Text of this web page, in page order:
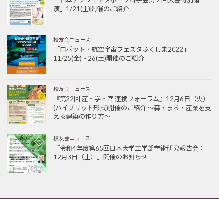
演」1/21(土)開催のご紹介
校友会ニュース
「ロボット・航空宇宙フェスタふくしま2022」
11/25(金)・26(土)開催のご紹介
校友会ニュース
『第22回 産・学・官 連携フォーラム』12月6日（火）
(ハイブリット形式)開催のご紹介 ～森・まち・産業を支
える建築の作り方～
校友会ニュース
「令和4年度第65回日本大学工学部学術研究報告会：
12月3日（土）」開催のお知らせ